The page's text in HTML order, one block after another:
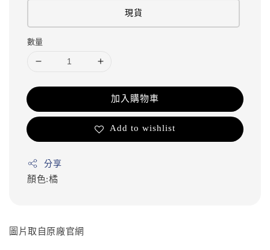
現貨
數量
加入購物車
Add to wishlist
分享
顏色:橘
圖片取自原廠官網